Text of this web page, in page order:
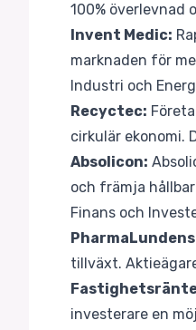
100% överlevnad
Invent Medic:
marknaden för
Industri och
Recyctec:
cirkulär ekonomi.
Absolicon:
och främja
Finans och
tillväxt.
investerare en